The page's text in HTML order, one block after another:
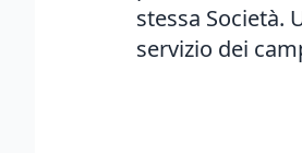
stessa Società.
servizio dei